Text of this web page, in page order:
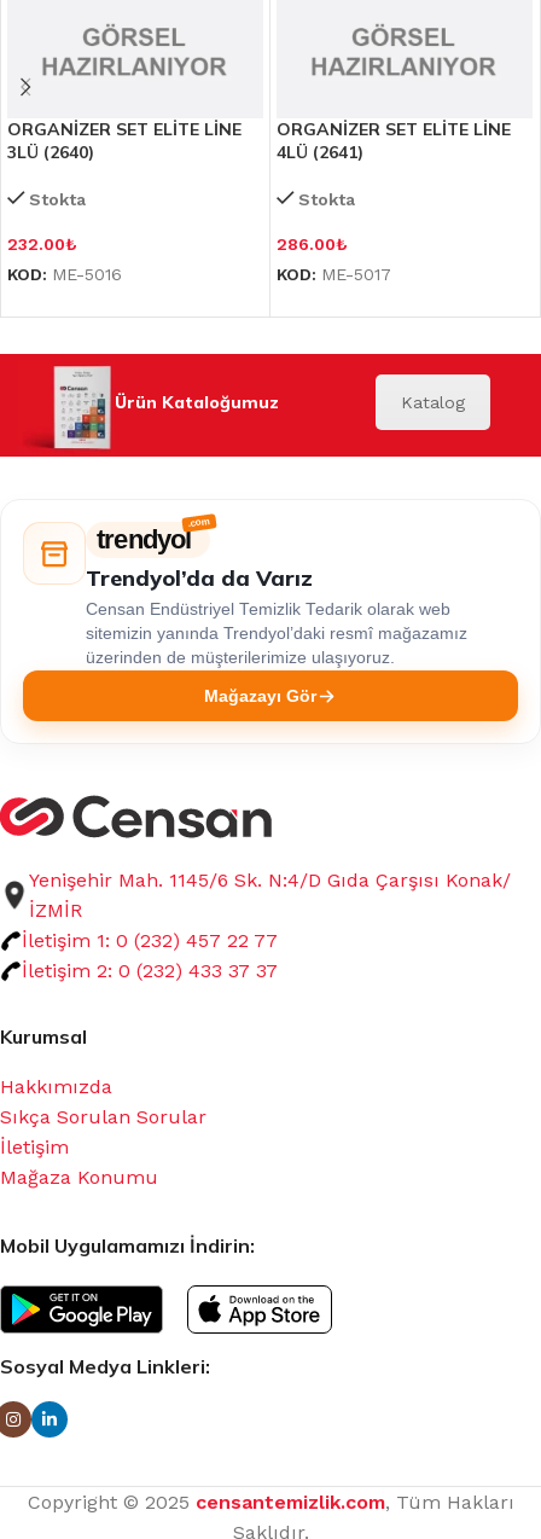
ORGANİZER SET ELİTE LİNE
3LÜ (2640)
Stokta
232.00₺
KOD: ME-5016
ORGANİZER SET ELİTE LİNE
4LÜ (2641)
Stokta
286.00₺
KOD: ME-5017
Ürün Kataloğumuz Katalog
trendyol
Trendyol’da da Varız
Censan Endüstriyel Temizlik Tedarik olarak web
sitemizin yanında Trendyol’daki resmî mağazamız
üzerinden de müşterilerimize ulaşıyoruz.
Mağazayı Gör
Yenişehir Mah. 1145/6 Sk. N:4/D Gıda Çarşısı Konak/
İZMİR
İletişim 1: 0 (232) 457 22 77
İletişim 2: 0 (232) 433 37 37
Kurumsal
Hakkımızda
Sıkça Sorulan Sorular
İletişim
Mağaza Konumu
Mobil Uygulamamızı İndirin:
Sosyal Medya Linkleri:
Copyright © 2025 censantemizlik.com, Tüm Hakları
Saklıdır.